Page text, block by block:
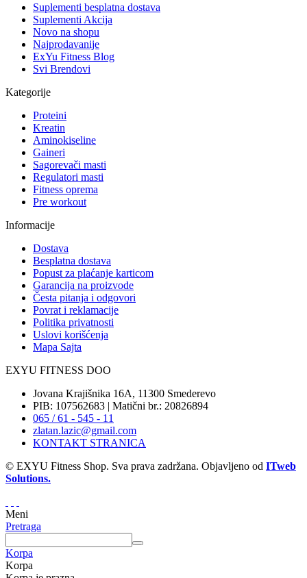
Suplementi besplatna dostava
Suplementi Akcija
Novo na shopu
Najprodavanije
ExYu Fitness Blog
Svi Brendovi
Kategorije
Proteini
Kreatin
Aminokiseline
Gaineri
Sagorevači masti
Regulatori masti
Fitness oprema
Pre workout
Informacije
Dostava
Besplatna dostava
Popust za plaćanje karticom
Garancija na proizvode
Česta pitanja i odgovori
Povrat i reklamacije
Politika privatnosti
Uslovi korišćenja
Mapa Sajta
EXYU FITNESS DOO
Jovana Krajišnika 16A, 11300 Smederevo
PIB: 107562683 | Matični br.: 20826894
065 / 61 - 545 - 11
zlatan.lazic@gmail.com
KONTAKT STRANICA
© EXYU Fitness Shop. Sva prava zadržana. Objavljeno od ITweb
Solutions.
Meni
Pretraga
Korpa
Korpa